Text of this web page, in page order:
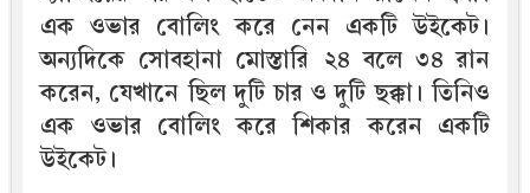
এক ওভার বোলিং করে নেন একটি উইকেট।
অন্যদিকে সোবহানা মোস্তারি ২৪ বলে ৩৪ রান
করেন, যেখানে ছিল দুটি চার ও দুটি ছক্কা। তিনিও
এক ওভার বোলিং করে শিকার করেন একটি
উইকেট।